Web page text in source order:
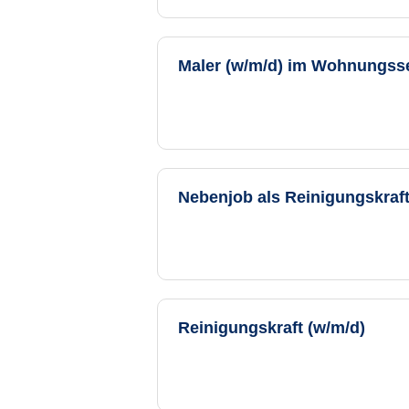
Maler (w/m/d) im
Nebenjob als
Reinigungskraft (w/m/d)